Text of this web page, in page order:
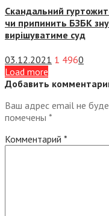
Скандальний
чи припинить БЗБК
вирішуватиме суд
03.12.2021 1 4960
Load more
Добавить
Ваш адрес email не
помечены *
Комментарий *